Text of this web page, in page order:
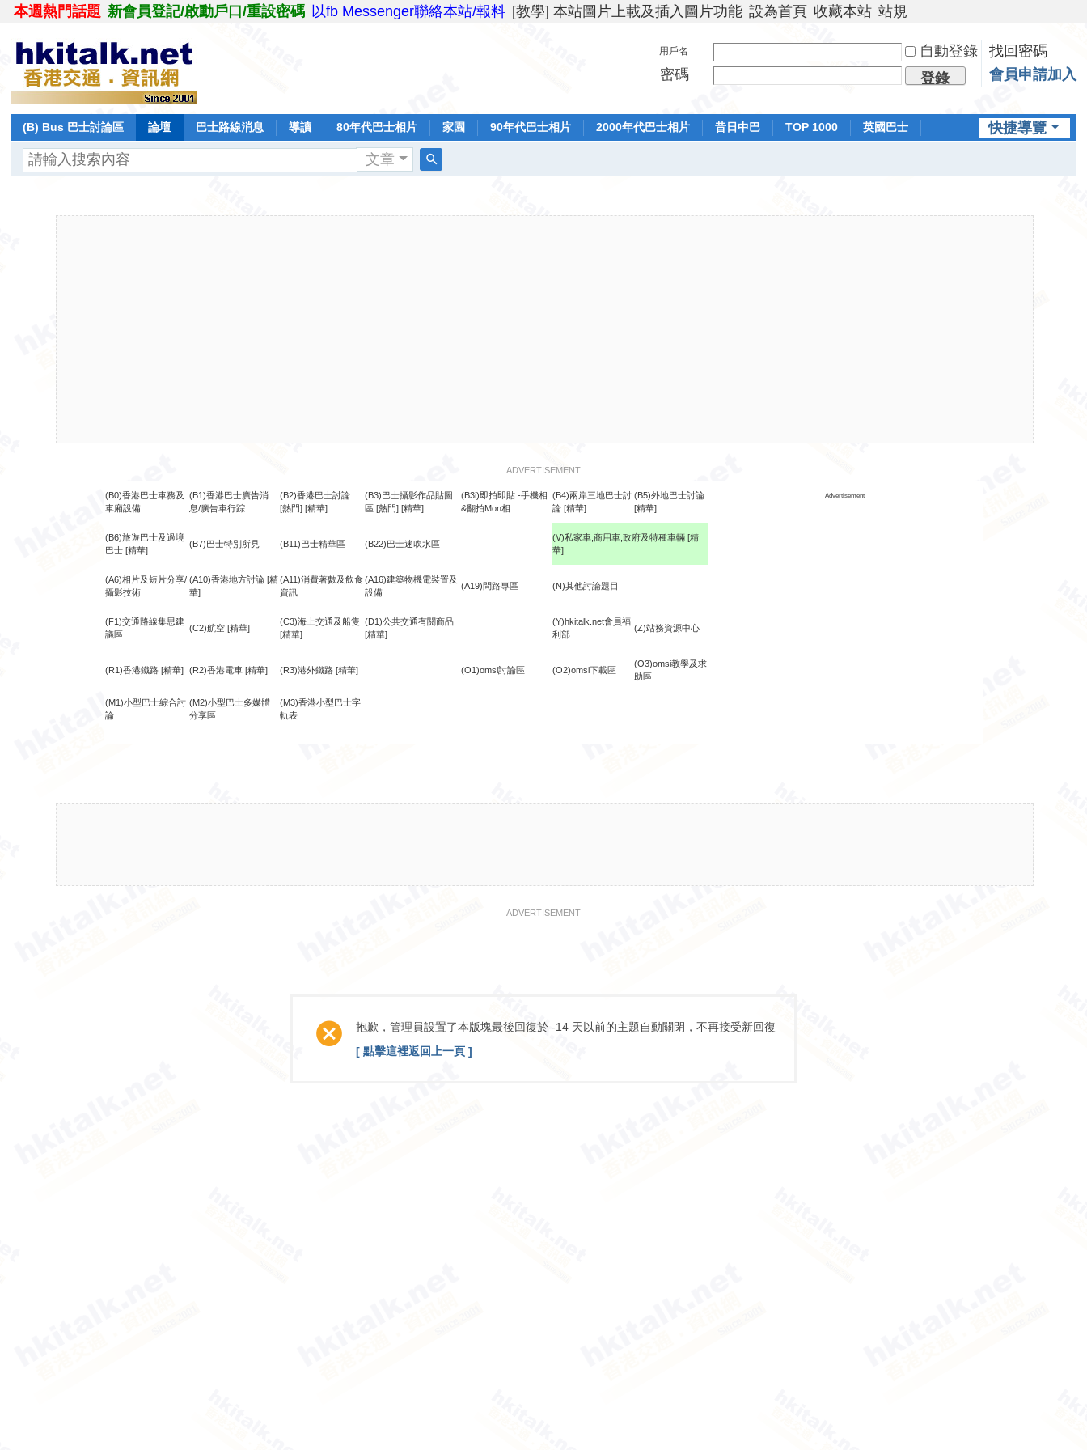
本週熱門話題 新會員登記/啟動戶口/重設密碼 以fb Messenger聯絡本站/報料 [教學] 本站圖片上載及插入圖片功能 設為首頁 收藏本站 站規
用戶名 自動登錄
找回密碼
密碼
登錄 會員申請加入
快捷導覽
(B) Bus 巴士討論區 論壇 巴士路線消息 導讀 80年代巴士相片 家園 90年代巴士相片 2000年代巴士相片 昔日中巴 TOP 1000
英國巴士
文章
ADVERTISEMENT
(B0)香港巴士車務及
車廂設備
(B1)香港巴士廣告消
息/廣告車行踪
(B2)香港巴士討論
[熱門] [精華]
(B3)巴士攝影作品貼圖
區 [熱門] [精華]
(B3i)即拍即貼 -手機相
&翻拍Mon相
(B4)兩岸三地巴士討
論 [精華]
(B5)外地巴士討論
[精華]
Advertisement
(B6)旅遊巴士及過境
巴士 [精華]
(B7)巴士特別所見 (B11)巴士精華區 (B22)巴士迷吹水區
(V)私家車,商用車,政府及特種車輛 [精
華]
(A6)相片及短片分享/
攝影技術
(A10)香港地方討論 [精
華]
(A11)消費著數及飲食
資訊
(A16)建築物機電裝置及
設備
(A19)問路專區 (N)其他討論題目
(F1)交通路線集思建
議區
(C2)航空 [精華]
(C3)海上交通及船隻
[精華]
(D1)公共交通有關商品
[精華]
(Y)hkitalk.net會員福
利部
(Z)站務資源中心
(R1)香港鐵路 [精華] (R2)香港電車 [精華] (R3)港外鐵路 [精華] (O1)omsi討論區 (O2)omsi下載區
(O3)omsi教學及求
助區
(M1)小型巴士綜合討
論
(M2)小型巴士多媒體
分享區
(M3)香港小型巴士字
軌表
ADVERTISEMENT
抱歉，管理員設置了本版塊最後回復於 -14 天以前的主題自動關閉，不再接受新回復
[ 點擊這裡返回上一頁 ]